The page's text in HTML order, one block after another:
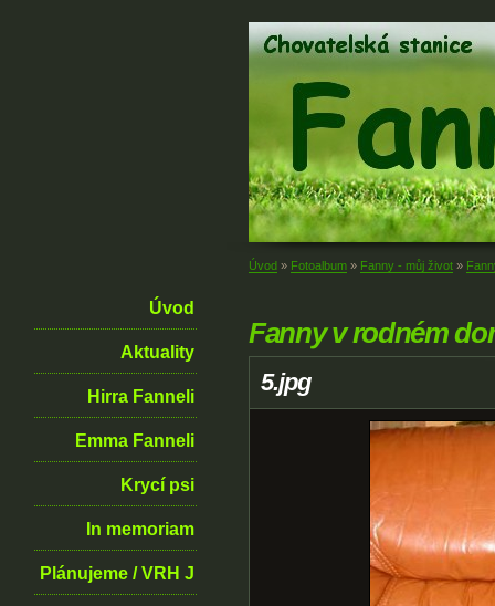
Úvod
Aktuality
Hirra Fanneli
Emma Fanneli
Krycí psi
In memoriam
Plánujeme / VRH J
Úvod » Fotoalbum » Fanny - můj život »
Fanny v rodném
5.jpg